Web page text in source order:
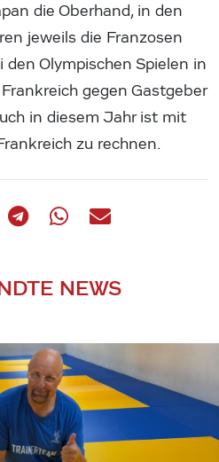
die Oberhand, in den
jeweils die Franzosen
den Olympischen Spielen in
gegen Gastgeber
in diesem Jahr ist mit
zu rechnen.
NEWS